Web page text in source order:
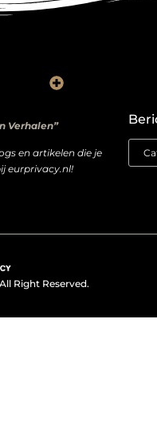
Verhalen”
en artikelen die je
eurprivacy.nl!
Right Reserved.